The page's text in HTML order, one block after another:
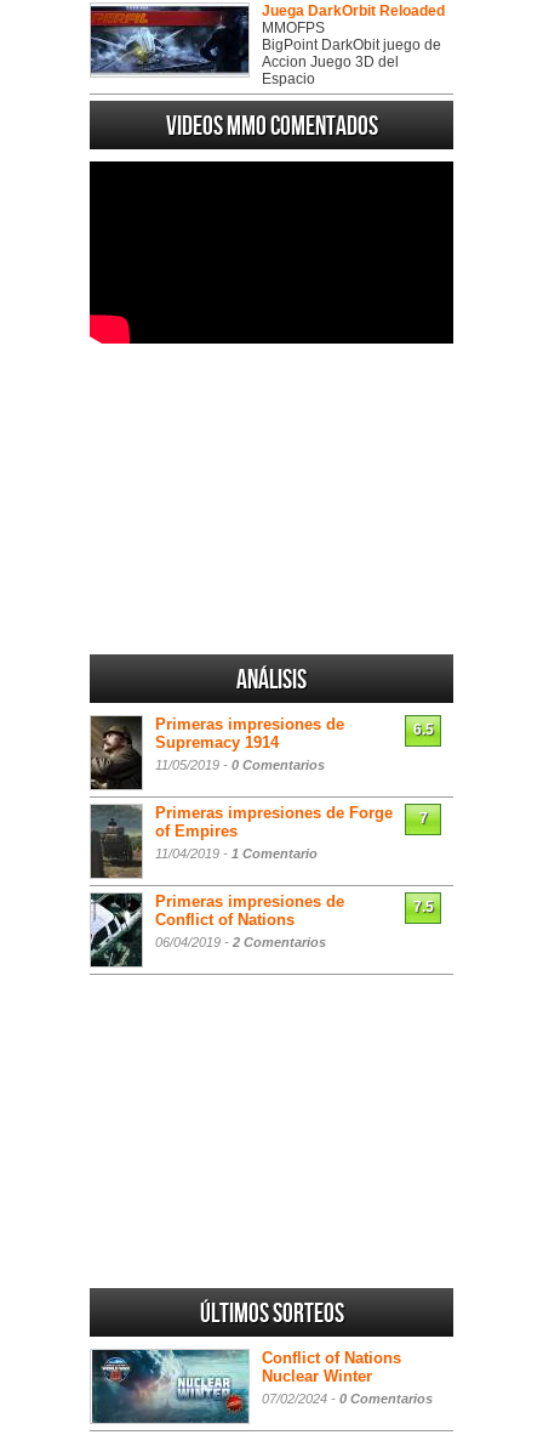
Juega DarkOrbit Reloaded
MMOFPS
BigPoint DarkObit juego de
Accion Juego 3D del
Espacio
Videos MMO Comentados
Análisis
Primeras impresiones de
Supremacy 1914
11/05/2019 - 0 Comentarios
6.5
Primeras impresiones de Forge
of Empires
11/04/2019 - 1 Comentario
7
Primeras impresiones de
Conflict of Nations
06/04/2019 - 2 Comentarios
7.5
Últimos sorteos
Conflict of Nations
Nuclear Winter
07/02/2024 - 0 Comentarios